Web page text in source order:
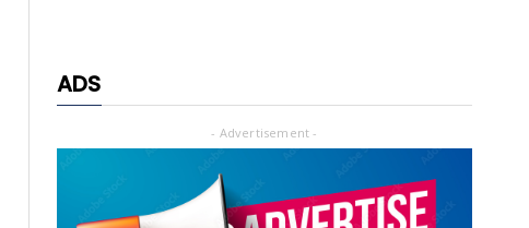
ADS
- Advertisement -